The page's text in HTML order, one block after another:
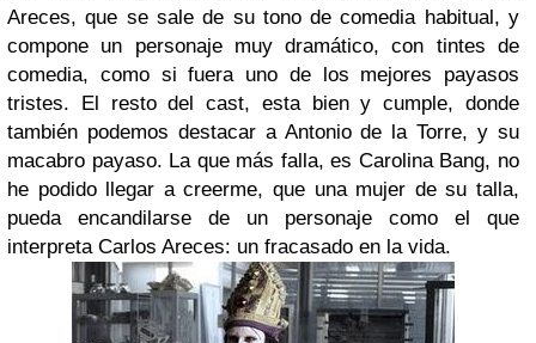
Areces, que se sale de su tono de comedia habitual, y
compone un personaje muy dramático, con tintes de
comedia, como si fuera uno de los mejores payasos
tristes. El resto del cast, esta bien y cumple, donde
también podemos destacar a Antonio de la Torre, y su
macabro payaso. La que más falla, es Carolina Bang, no
he podido llegar a creerme, que una mujer de su talla,
pueda encandilarse de un personaje como el que
interpreta Carlos Areces: un fracasado en la vida.